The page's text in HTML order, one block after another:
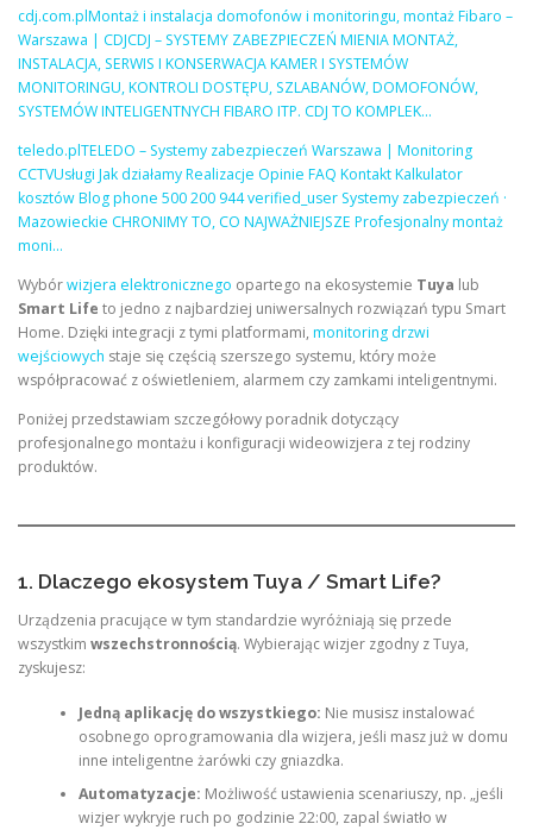
cdj.com.plMontaż i instalacja domofonów i monitoringu, montaż Fibaro –
Warszawa | CDJCDJ – SYSTEMY ZABEZPIECZEŃ MIENIA MONTAŻ,
INSTALACJA, SERWIS I KONSERWACJA KAMER I SYSTEMÓW
MONITORINGU, KONTROLI DOSTĘPU, SZLABANÓW, DOMOFONÓW,
SYSTEMÓW INTELIGENTNYCH FIBARO ITP. CDJ TO KOMPLEK…
teledo.plTELEDO – Systemy zabezpieczeń Warszawa | Monitoring
CCTVUsługi Jak działamy Realizacje Opinie FAQ Kontakt Kalkulator
kosztów Blog phone 500 200 944 verified_user Systemy zabezpieczeń ·
Mazowieckie CHRONIMY TO, CO NAJWAŻNIEJSZE Profesjonalny montaż
moni…
Wybórwizjera elektronicznego opartego na ekosystemie Tuya lub
Smart Life to jedno z najbardziej uniwersalnych rozwiązań typu Smart
Home. Dzięki integracji z tymi platformami, monitoring drzwi
wejściowych staje się częścią szerszego systemu, który może
współpracować z oświetleniem, alarmem czy zamkami inteligentnymi.
Poniżej przedstawiam szczegółowy poradnik dotyczący
profesjonalnego montażu i konfiguracji wideowizjera z tej rodziny
produktów.
1. Dlaczego ekosystem Tuya / Smart Life?
Urządzenia pracujące w tym standardzie wyróżniają się przede
wszystkim wszechstronnością. Wybierając wizjer zgodny z Tuya,
zyskujesz:
Jedną aplikację do wszystkiego: Nie musisz instalować
osobnego oprogramowania dla wizjera, jeśli masz już w domu
inne inteligentne żarówki czy gniazdka.
Automatyzacje: Możliwość ustawienia scenariuszy, np. „jeśli
wizjer wykryje ruch po godzinie 22:00, zapal światło w